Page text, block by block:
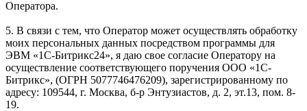
Оператора.
5. В связи с тем, что Оператор может осуществлять обработку
моих персональных данных посредством программы для
ЭВМ «1С-Битрикс24», я даю свое согласие Оператору на
осуществление соответствующего поручения ООО «1С-
Битрикс», (ОГРН 5077746476209), зарегистрированному по
адресу: 109544, г. Москва, б-р Энтузиастов, д. 2, эт.13, пом. 8-
19.